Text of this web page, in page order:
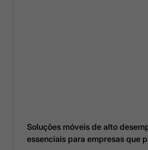
Soluções móveis de alto
essenciais para empresas que